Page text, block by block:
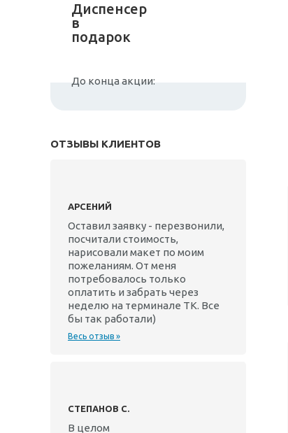
Диспенсер
в
подарок
До конца акции:
ОТЗЫВЫ КЛИЕНТОВ
АРСЕНИЙ
Оставил заявку - перезвонили,
посчитали стоимость,
нарисовали макет по моим
пожеланиям. От меня
потребовалось только
оплатить и забрать через
неделю на терминале ТК. Все
бы так работали)
Весь отзыв »
СТЕПАНОВ С.
В целом